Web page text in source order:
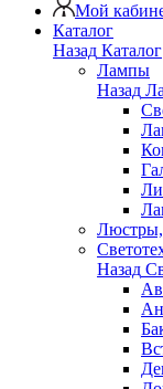
Мой
Каталог
Назад Каталог
Лампы
Назад
Люстры,
Назад